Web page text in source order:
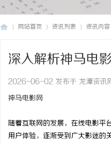
网站首页 资讯列表 资讯内容
深入解析神马电
2026-06-02 发布于 龙潭资讯
神马电影网
随着互联网的发展，在线电影平
用户体验，逐渐受到广大影迷的